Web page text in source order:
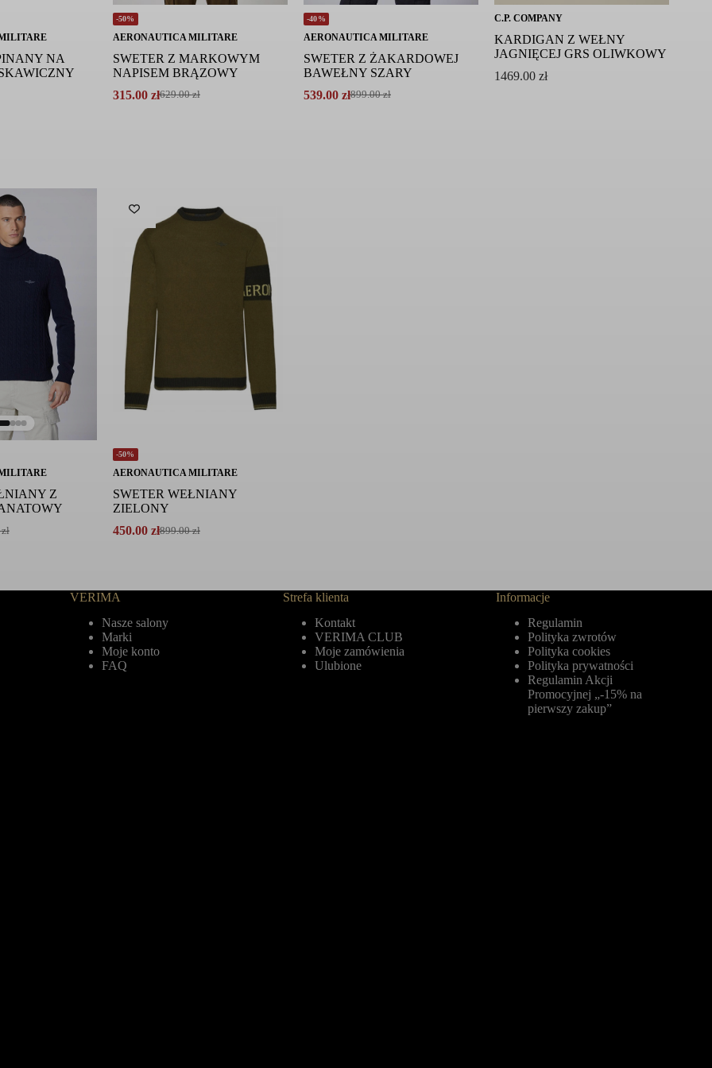
NA
-50%
AERONAUTICA MILITARE
SWETER Z MARKOWYM
NAPISEM BRĄZOWY
629.00zł
Pierwotna
315.00 zł
Aktualna
-40%
AERONAUTICA MILITARE
SWETER Z ŻAKARDOWEJ
BAWEŁNY SZARY
899.00zł
Pierwotna
539.00 zł
Aktualna
C.P. COMPANY
KARDIGAN Z WEŁNY
JAGNIĘCEJ GRS OLIWKOWY
1469.00zł
Z
zł
-50%
AERONAUTICA MILITARE
SWETER WEŁNIANY
ZIELONY
899.00zł
Pierwotna
450.00 zł
Aktualna
VERIMA
Nasze salony
Marki
Moje konto
FAQ
Strefa klienta
Kontakt
VERIMA CLUB
Moje zamówienia
Ulubione
Informacje
Regulamin
Polityka zwrotów
Polityka cookies
Polityka prywatności
Regulamin Akcji
Promocyjnej „-15% na
pierwszy zakup”